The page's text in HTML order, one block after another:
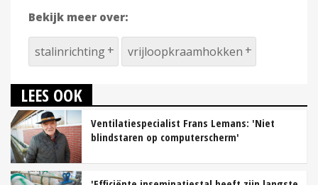
Bekijk meer over:
stalinrichting vrijloopkraamhokken
LEES OOK
Ventilatiespecialist Frans Lemans: 'Niet
blindstaren op computerscherm'